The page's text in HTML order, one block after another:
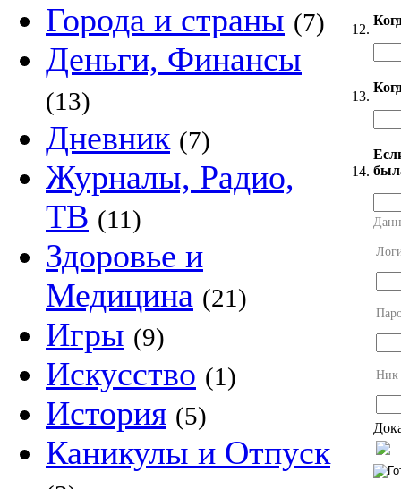
Города и страны (7)
Деньги, Финансы
(13)
Дневник (7)
Журналы, Радио,
ТВ (11)
Здоровье и
Медицина (21)
Игры (9)
Искусство (1)
История (5)
Каникулы и Отпуск
12.
13.
14.
Ник